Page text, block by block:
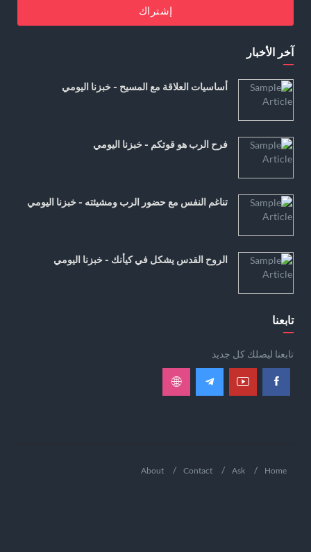
إشتراك
آخر الأخبار
أساسيات العلاقة مع المسيح - خبزنا اليومي
فرح الرب هو قوتكم - خبزنا اليومي
تناغم النفس مع حضور الرب ومشيئته - خبزنا اليومي
الروح القدس يشكل في كيأنك - خبزنا اليومي
تابعنا
تابعنا ليصلك كل جديد
Home
Ask
Contact
About